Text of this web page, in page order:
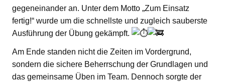
gegeneinander an. Unter dem Motto „Zum Einsatz
fertig!“ wurde um die schnellste und zugleich sauberste
Ausführung der Übung gekämpft.
Am Ende standen nicht die Zeiten im Vordergrund,
sondern die sichere Beherrschung der Grundlagen und
das gemeinsame Üben im Team. Dennoch sorgte der